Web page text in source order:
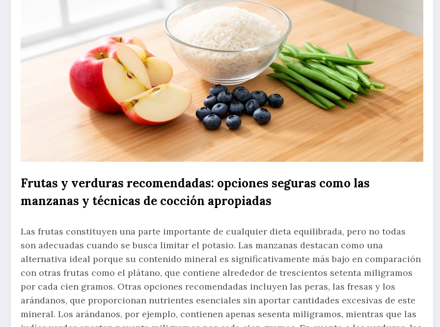
Frutas y verduras recomendadas: opciones seguras como las
manzanas y técnicas de cocción apropiadas
Las frutas constituyen una parte importante de cualquier dieta equilibrada, pero no todas
son adecuadas cuando se busca limitar el potasio. Las manzanas destacan como una
alternativa ideal porque su contenido mineral es significativamente más bajo en comparación
con otras frutas como el plátano, que contiene alrededor de trescientos setenta miligramos
por cada cien gramos. Otras opciones recomendadas incluyen las peras, las fresas y los
arándanos, que proporcionan nutrientes esenciales sin aportar cantidades excesivas de este
mineral. Los arándanos, por ejemplo, contienen apenas sesenta miligramos, mientras que las